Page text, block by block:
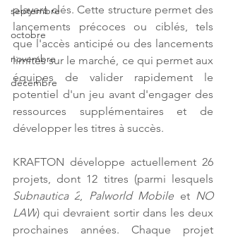
septembre
octobre
novembre
décembre
players clés. Cette structure permet des
lancements précoces ou ciblés, tels
que l'accès anticipé ou des lancements
limités sur le marché, ce qui permet aux
équipes de valider rapidement le
potentiel d'un jeu avant d'engager des
ressources supplémentaires et de
développer les titres à succès.
KRAFTON développe actuellement 26
Subnautica 2
Palworld Mobile et NO
LAW) qui devraient sortir dans les deux
prochaines années. Chaque projet